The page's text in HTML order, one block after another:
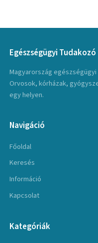
Egészségügyi Tudakozó
Magyarország
Orvosok, kórházak,
egy helyen.
Navigáció
Főoldal
Keresés
Információ
Kapcsolat
Kategóriák